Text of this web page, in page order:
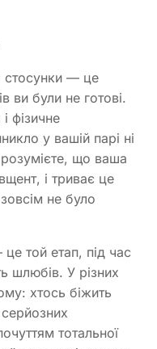
стосунки — це
ви були не готові.
фізичне
у вашій парі ні
що ваша
і триває це
не було
той етап, під час
шлюбів. У різних
хтось біжить
тотальної